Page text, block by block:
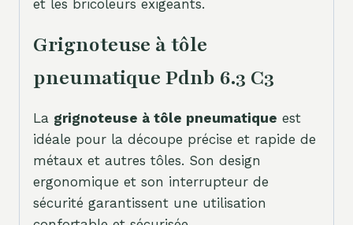
et les bricoleurs exigeants.
Grignoteuse à tôle
pneumatique Pdnb 6.3 C3
La grignoteuse à tôle pneumatique est
idéale pour la découpe précise et rapide de
métaux et autres tôles. Son design
ergonomique et son interrupteur de
sécurité garantissent une utilisation